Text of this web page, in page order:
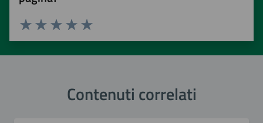
Valuta 5 stelle su 5
Valuta 4 stelle su 5
Valuta 3 stelle su 5
Valuta 2 stelle su 5
Valuta 1 stelle su 5
Contenuti correlati